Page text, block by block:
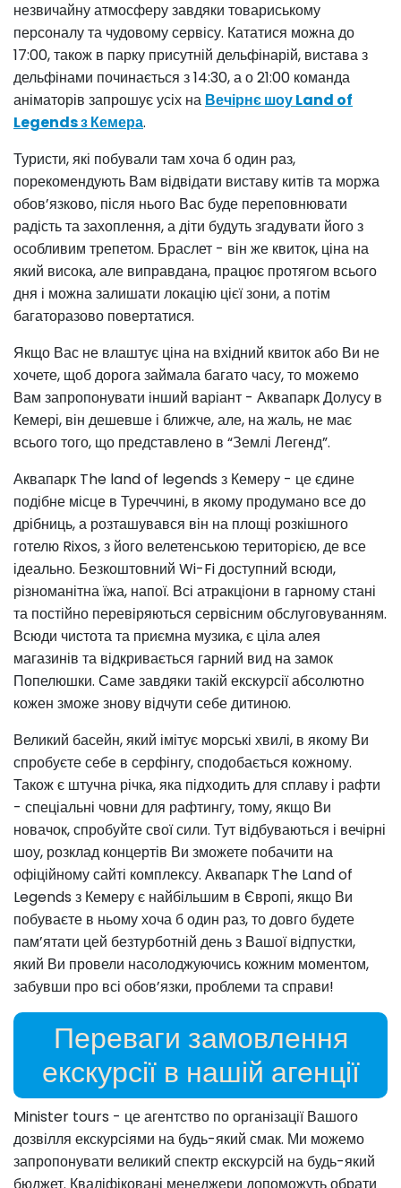
незвичайну атмосферу завдяки товариському
персоналу та чудовому сервісу. Кататися можна до
17:00, також в парку присутній дельфінарій, вистава з
дельфінами починається з 14:30, а о 21:00 команда
аніматорів запрошує усіх на Вечірнє шоу Land of
Legends з Кемера.
Туристи, які побували там хоча б один раз,
порекомендують Вам відвідати виставу китів та моржа
обов’язково, після нього Вас буде переповнювати
радість та захоплення, а діти будуть згадувати його з
особливим трепетом. Браслет - він же квиток, ціна на
який висока, але виправдана, працює протягом всього
дня і можна залишати локацію цієї зони, а потім
багаторазово повертатися.
Якщо Вас не влаштує ціна на вхідний квиток або Ви не
хочете, щоб дорога займала багато часу, то можемо
Вам запропонувати інший варіант - Аквапарк Долусу в
Кемері, він дешевше і ближче, але, на жаль, не має
всього того, що представлено в “Землі Легенд”.
Аквапарк The land of legends з Кемеру - це єдине
подібне місце в Туреччині, в якому продумано все до
дрібниць, а розташувався він на площі розкішного
готелю Rixos, з його велетенською територією, де все
ідеально. Безкоштовний Wi-Fi доступний всюди,
різноманітна їжа, напої. Всі атракціони в гарному стані
та постійно перевіряються сервісним обслуговуванням.
Всюди чистота та приємна музика, є ціла алея
магазинів та відкривається гарний вид на замок
Попелюшки. Саме завдяки такій екскурсії абсолютно
кожен зможе знову відчути себе дитиною.
Великий басейн, який імітує морські хвилі, в якому Ви
спробуєте себе в серфінгу, сподобається кожному.
Також є штучна річка, яка підходить для сплаву і рафти
- спеціальні човни для рафтингу, тому, якщо Ви
новачок, спробуйте свої сили. Тут відбуваються і вечірні
шоу, розклад концертів Ви зможете побачити на
офіційному сайті комплексу. Аквапарк The Land of
Legends з Кемеру є найбільшим в Європі, якщо Ви
побуваєте в ньому хоча б один раз, то довго будете
пам’ятати цей безтурботній день з Вашої відпустки,
який Ви провели насолоджуючись кожним моментом,
забувши про всі обов’язки, проблеми та справи!
Переваги замовлення
екскурсії в нашій агенції
Minister tours - це агентство по організації Вашого
дозвілля екскурсіями на будь-який смак. Ми можемо
запропонувати великий спектр екскурсій на будь-який